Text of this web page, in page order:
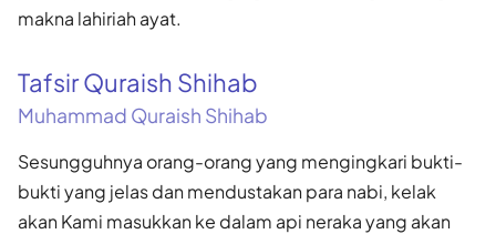
makna lahiriah ayat.
Tafsir Quraish Shihab
Muhammad Quraish Shihab
Sesungguhnya orang-orang yang mengingkari bukti-
bukti yang jelas dan mendustakan para nabi, kelak
akan Kami masukkan ke dalam api neraka yang akan